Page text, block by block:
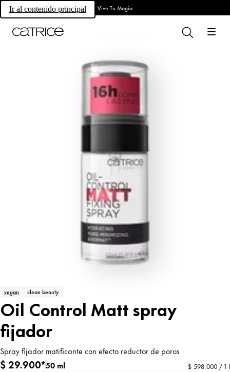
Ir al contenido principal Vive Tu Magia
vegan clean beauty
Oil Control Matt spray
fijador
Spray fijador matificante con efecto reductor de poros
$ 29.900*50 ml $ 598.000 / 1 l